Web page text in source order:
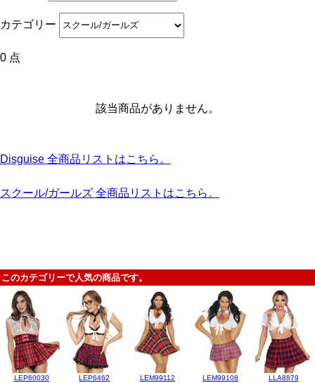
カテゴリー
0 点
該当商品がありません。
Disguise 全商品リストはこちら。
スクール/ガールズ 全商品リストはこちら。
このカテゴリーで人気の商品です。
LEP60030
LEP6462
LEM99112
LEM99108
LLA8879